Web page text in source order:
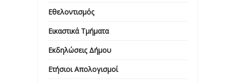
Εθελοντισμός
Εικαστικά Τμήματα
Εκδηλώσεις Δήμου
Ετήσιοι Απολογισμοί